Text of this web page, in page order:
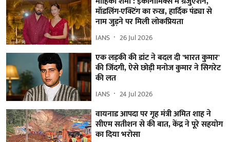
मॉडलिंग-एक्टिंग का रुख, हार्दिक पंड्या से
नाम जुड़ने पर मिली लोकप्रियता
IANS 26 Jul 2026
एक लड़की की डांट ने बदल दी 'भारत कुमार'
की जिंदगी, ऐसे छोड़ी मनोज कुमार ने सिगरेट
की लत
IANS 24 Jul 2026
वायनाड आपदा पर गृह मंत्री अमित शाह ने
सीएम सतीशन से की बात, केंद्र ने पूरे सहयोग
का दिया भरोसा